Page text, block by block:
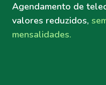
Agendamento de
valores reduzidos,
mensalidades.